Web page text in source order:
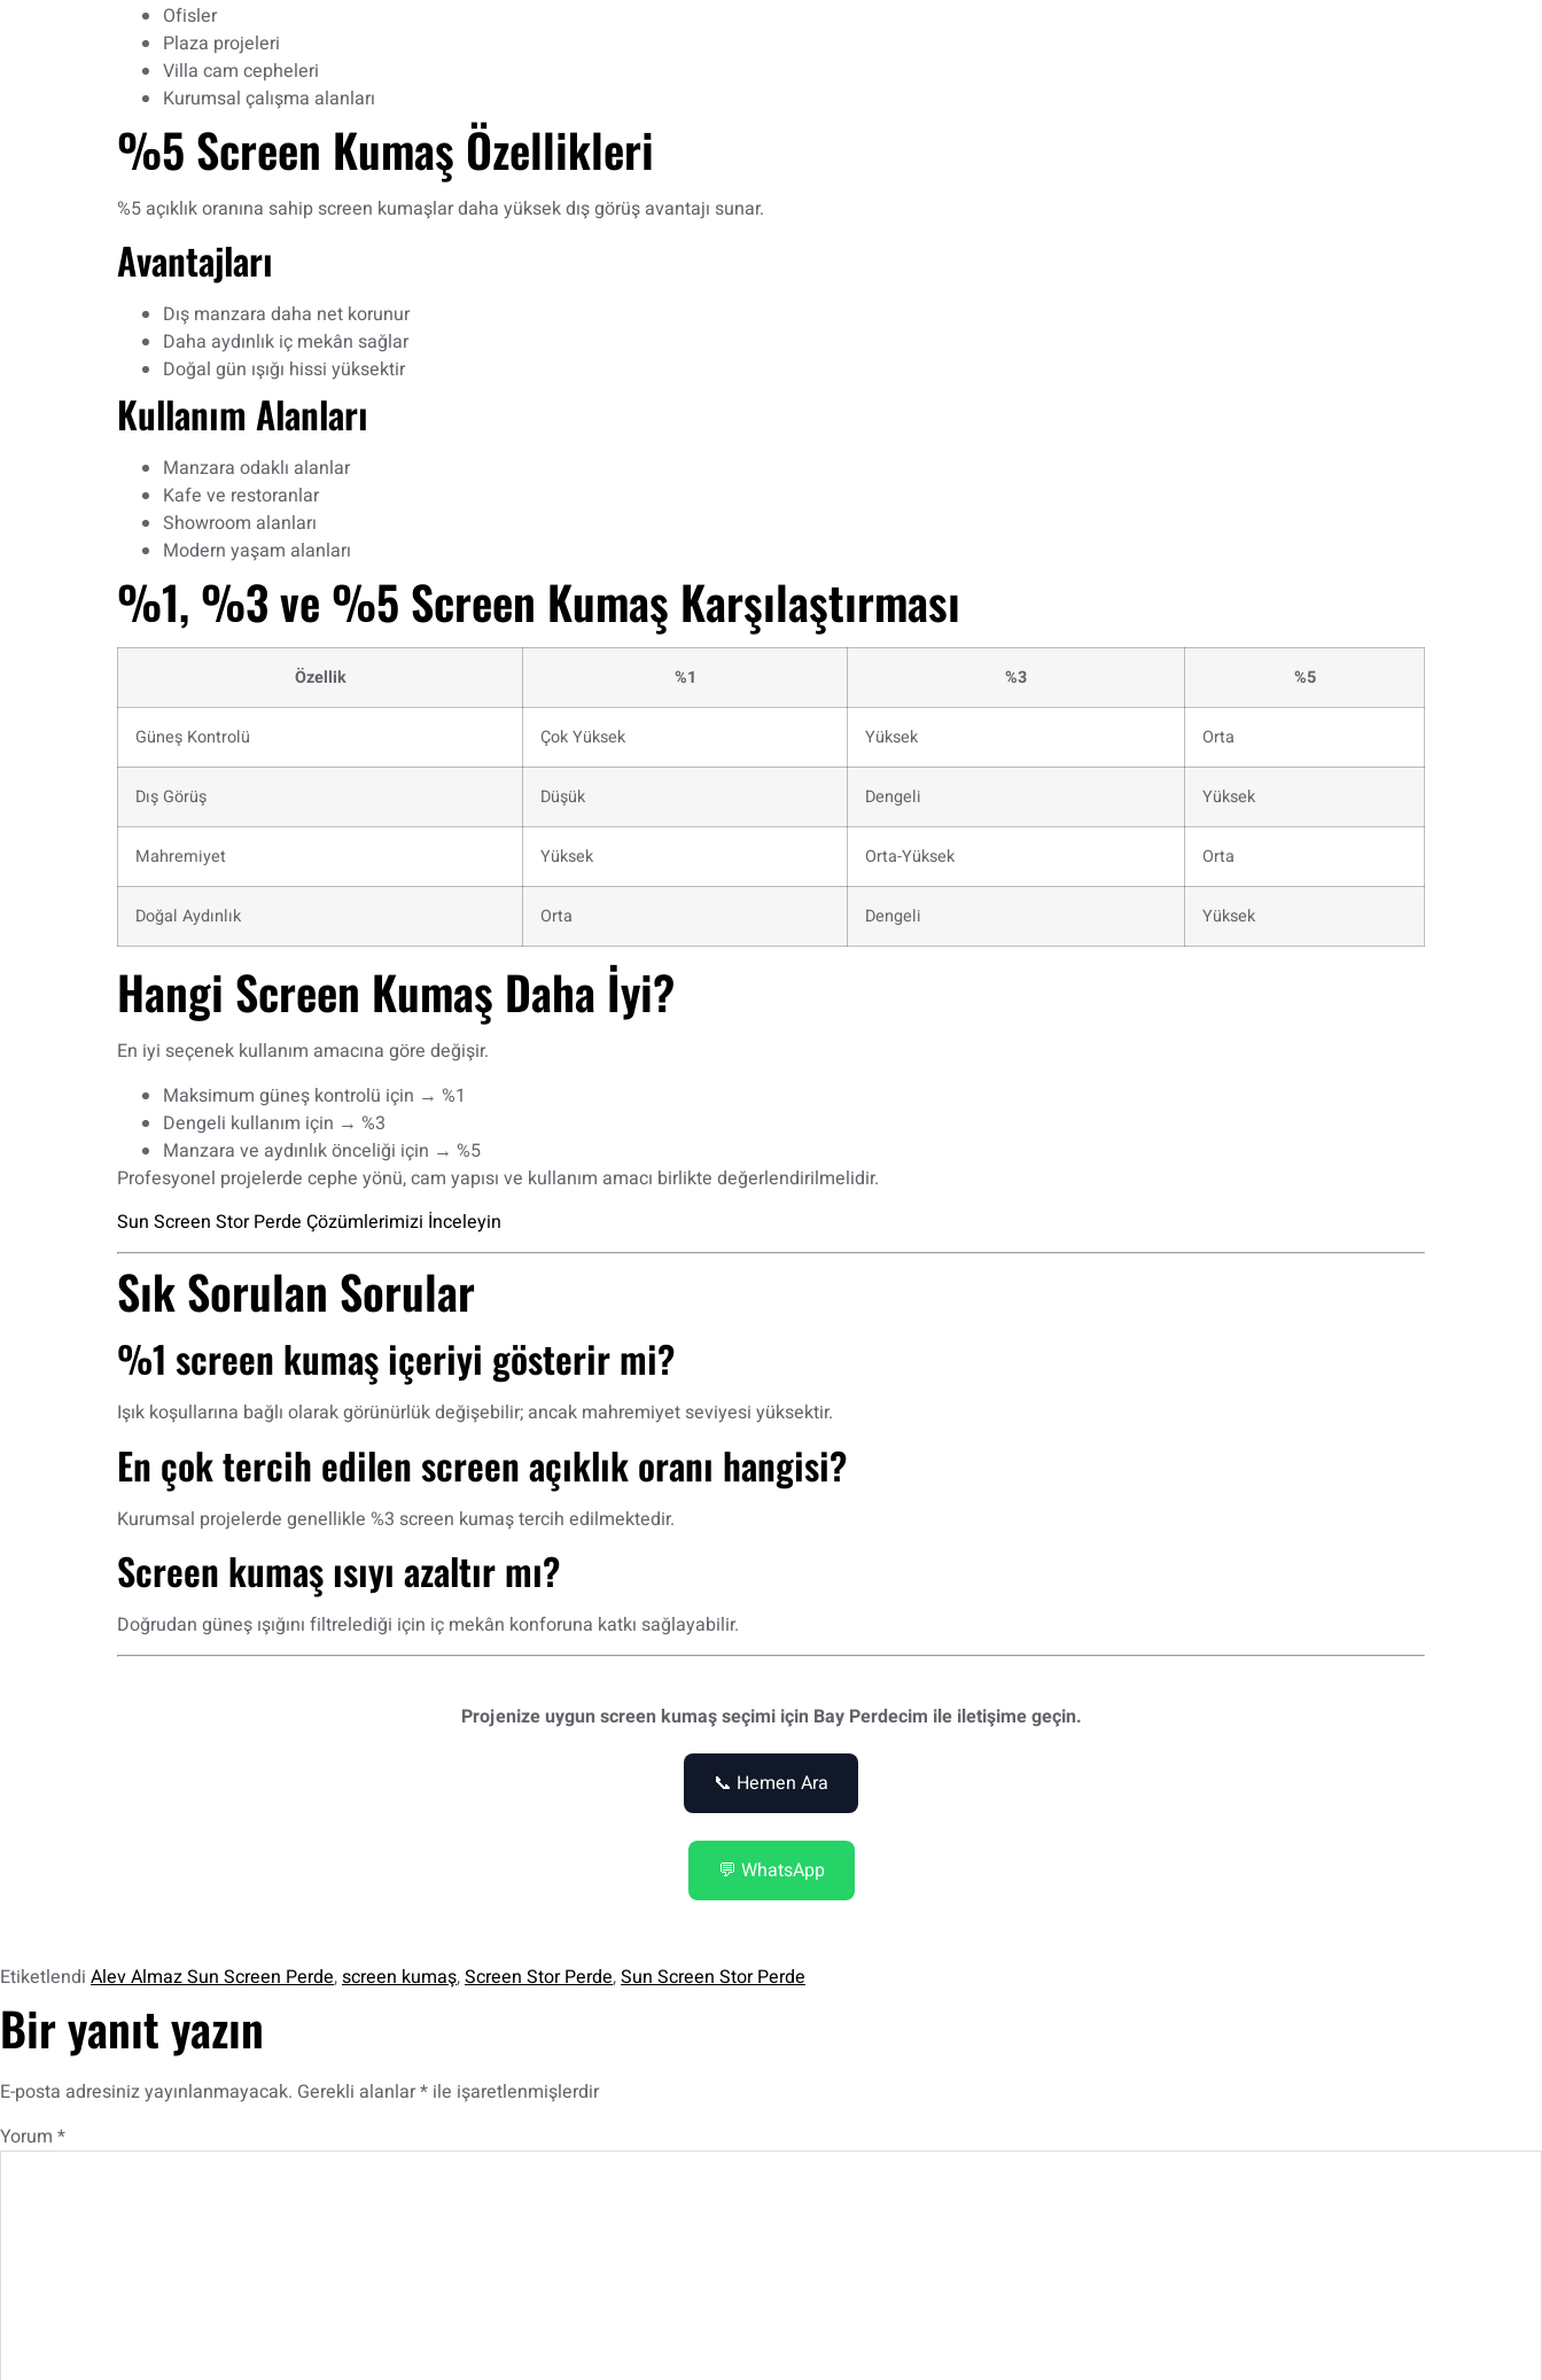
Ofisler
Plaza projeleri
Villa cam cepheleri
Kurumsal çalışma alanları
%5 Screen Kumaş Özellikleri
%5 açıklık oranına sahip screen kumaşlar daha yüksek dış görüş avantajı sunar.
Avantajları
Dış manzara daha net korunur
Daha aydınlık iç mekân sağlar
Doğal gün ışığı hissi yüksektir
Kullanım Alanları
Manzara odaklı alanlar
Kafe ve restoranlar
Showroom alanları
Modern yaşam alanları
%1, %3 ve %5 Screen Kumaş Karşılaştırması
Özellik %1 %3 %5
Güneş Kontrolü Çok Yüksek Yüksek Orta
Dış Görüş Düşük Dengeli Yüksek
Mahremiyet Yüksek Orta-Yüksek Orta
Doğal Aydınlık Orta Dengeli Yüksek
Hangi Screen Kumaş Daha İyi?
En iyi seçenek kullanım amacına göre değişir.
Maksimum güneş kontrolü için → %1
Dengeli kullanım için → %3
Manzara ve aydınlık önceliği için → %5
Profesyonel projelerde cephe yönü, cam yapısı ve kullanım amacı birlikte değerlendirilmelidir.
Sun Screen Stor Perde Çözümlerimizi İnceleyin
Sık Sorulan Sorular
%1 screen kumaş içeriyi gösterir mi?
Işık koşullarına bağlı olarak görünürlük değişebilir; ancak mahremiyet seviyesi yüksektir.
En çok tercih edilen screen açıklık oranı hangisi?
Kurumsal projelerde genellikle %3 screen kumaş tercih edilmektedir.
Screen kumaş ısıyı azaltır mı?
Doğrudan güneş ışığını filtrelediği için iç mekân konforuna katkı sağlayabilir.
Projenize uygun screen kumaş seçimi için Bay Perdecim ile iletişime geçin.
📞 Hemen Ara
💬 WhatsApp
Etiketlendi Alev Almaz Sun Screen Perde,screen kumaş,Screen Stor Perde,Sun Screen Stor Perde
Bir yanıt yazın
E-posta adresiniz yayınlanmayacak. Gerekli alanlar* ile işaretlenmişlerdir
Yorum *